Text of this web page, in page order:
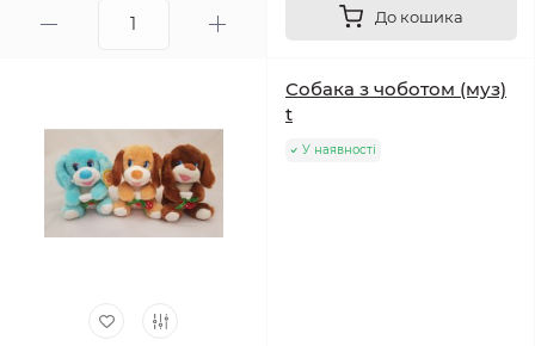
До кошика
Собака з чоботом (муз)
t
У наявності